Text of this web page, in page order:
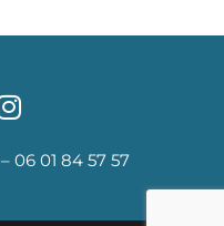
I
n
s
t06 01 84 57 57